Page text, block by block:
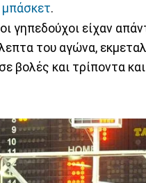
.
γηπεδούχοι είχαν
του αγώνα,
βολές και τρίποντα